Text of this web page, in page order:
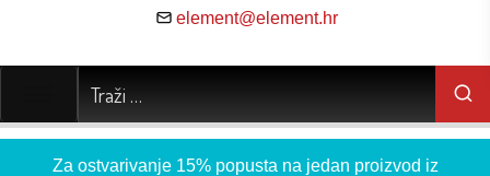
element@element.hr
Za ostvarivanje 15% popusta na jedan proizvod iz